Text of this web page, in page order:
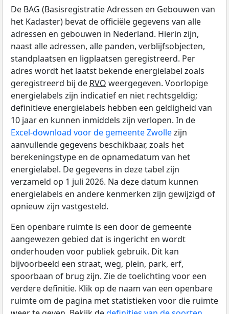
De BAG (Basisregistratie Adressen en Gebouwen van
het Kadaster) bevat de officiële gegevens van alle
adressen en gebouwen in Nederland. Hierin zijn,
naast alle adressen, alle panden, verblijfsobjecten,
standplaatsen en ligplaatsen geregistreerd. Per
adres wordt het laatst bekende energielabel zoals
geregistreerd bij de RVO weergegeven. Voorlopige
energielabels zijn indicatief en niet rechtsgeldig;
definitieve energielabels hebben een geldigheid van
10 jaar en kunnen inmiddels zijn verlopen. In de
Excel-download voor de gemeente Zwollezijn
aanvullende gegevens beschikbaar, zoals het
berekeningstype en de opnamedatum van het
energielabel. De gegevens in deze tabel zijn
verzameld op 1 juli 2026. Na deze datum kunnen
energielabels en andere kenmerken zijn gewijzigd of
opnieuw zijn vastgesteld.
Een openbare ruimte is een door de gemeente
aangewezen gebied dat is ingericht en wordt
onderhouden voor publiek gebruik. Dit kan
bijvoorbeeld een straat, weg, plein, park, erf,
spoorbaan of brug zijn. Zie de toelichting voor een
verdere definitie. Klik op de naam van een openbare
ruimte om de pagina met statistieken voor die ruimte